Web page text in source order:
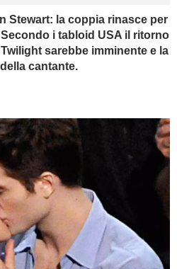
Stewart: la coppia rinasce per
i tabloid USA il ritorno
sarebbe imminente e la
cantante.